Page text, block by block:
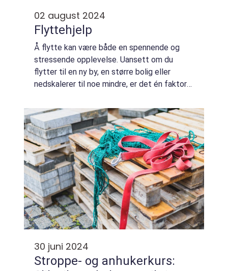
02 august 2024
Flyttehjelp
Å flytte kan være både en spennende og
stressende opplevelse. Uansett om du
flytter til en ny by, en større bolig eller
nedskalerer til noe mindre, er det én faktor
flyttehj...
30 juni 2024
Stroppe- og anhukerkurs: